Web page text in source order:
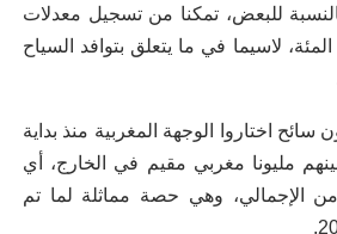
للبعض، تمكنا من تسجيل معدلات
بنسبة 100 في المئة، لاسيما في ما يتعلق بتوافد السياح
بأن 3,2 مليون سائح اختاروا الوجهة المغربية منذ بداية
مليونا مغربي مقيم في الخارج، أي
من الإجمالي، وهي حصة مماثلة لما تم